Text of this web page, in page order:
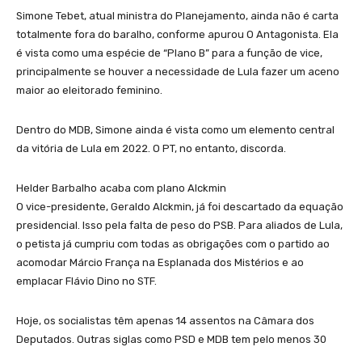
Simone Tebet, atual ministra do Planejamento, ainda não é carta
totalmente fora do baralho, conforme apurou O Antagonista. Ela
é vista como uma espécie de “Plano B” para a função de vice,
principalmente se houver a necessidade de Lula fazer um aceno
maior ao eleitorado feminino.
Dentro do MDB, Simone ainda é vista como um elemento central
da vitória de Lula em 2022. O PT, no entanto, discorda.
Helder Barbalho acaba com plano Alckmin
O vice-presidente, Geraldo Alckmin, já foi descartado da equação
presidencial. Isso pela falta de peso do PSB. Para aliados de Lula,
o petista já cumpriu com todas as obrigações com o partido ao
acomodar Márcio França na Esplanada dos Mistérios e ao
emplacar Flávio Dino no STF.
Hoje, os socialistas têm apenas 14 assentos na Câmara dos
Deputados. Outras siglas como PSD e MDB tem pelo menos 30